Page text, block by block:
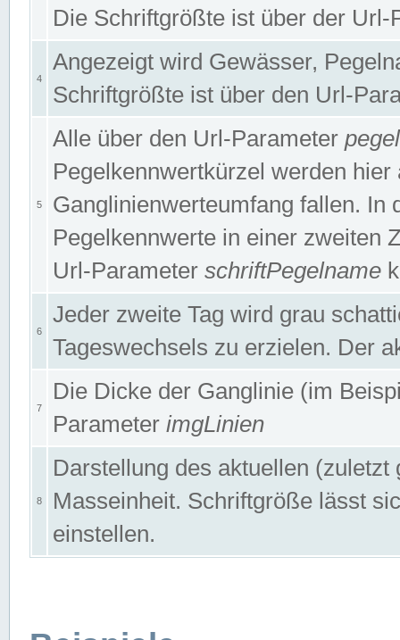
Die Schriftgrößte ist über der
4
Angezeigt wird Gewässer,
Schriftgrößte ist über den Url-
5
Alle über den Url-Parameter
Pegelkennwertkürzel werden
Ganglinienwerteumfang fallen. In
Pegelkennwerte in einer zweiten
Url-Parameter schriftPegelname
6
Jeder zweite Tag wird grau
Tageswechsels zu erzielen. Der
7
Die Dicke der Ganglinie (im
Parameter imgLinien
8
Darstellung des aktuellen
Masseinheit. Schriftgröße lässt
einstellen.